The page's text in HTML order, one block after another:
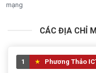
mạng
CÁC ĐỊA CHỈ
1 Phương Thảo